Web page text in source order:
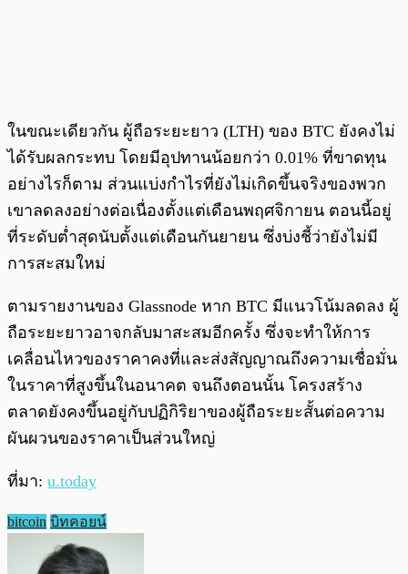
ในขณะเดียวกัน ผู้ถือระยะยาว (LTH) ของ BTC ยังคงไม่
ได้รับผลกระทบ โดยมีอุปทานน้อยกว่า 0.01% ที่ขาดทุน
อย่างไรก็ตาม ส่วนแบ่งกำไรที่ยังไม่เกิดขึ้นจริงของพวก
เขาลดลงอย่างต่อเนื่องตั้งแต่เดือนพฤศจิกายน ตอนนี้อยู่
ที่ระดับต่ำสุดนับตั้งแต่เดือนกันยายน ซึ่งบ่งชี้ว่ายังไม่มี
การสะสมใหม่
ตามรายงานของ Glassnode หาก BTC มีแนวโน้มลดลง ผู้
ถือระยะยาวอาจกลับมาสะสมอีกครั้ง ซึ่งจะทำให้การ
เคลื่อนไหวของราคาคงที่และส่งสัญญาณถึงความเชื่อมั่น
ในราคาที่สูงขึ้นในอนาคต จนถึงตอนนั้น โครงสร้าง
ตลาดยังคงขึ้นอยู่กับปฏิกิริยาของผู้ถือระยะสั้นต่อความ
ผันผวนของราคาเป็นส่วนใหญ่
ที่มา: u.today
bitcoin บิทคอยน์